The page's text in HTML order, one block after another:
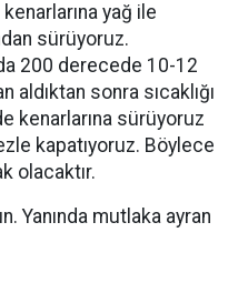
yağ ile
sürüyoruz.
200 derecede 10-12
aldıktan sonra sıcaklığı
kenarlarına sürüyoruz
kapatıyoruz. Böylece
olacaktır.
Yanında mutlaka ayran